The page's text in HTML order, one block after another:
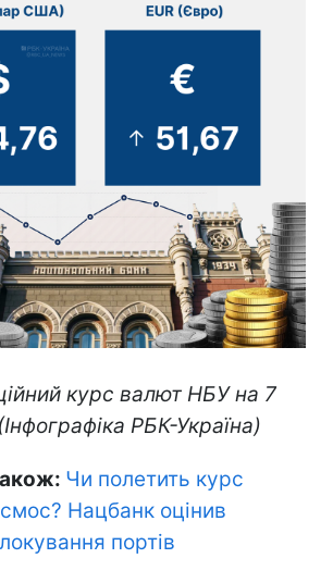
курс валют НБУ на 7
РБК-Україна)
Чи полетить курс
Нацбанк оцінив
портів